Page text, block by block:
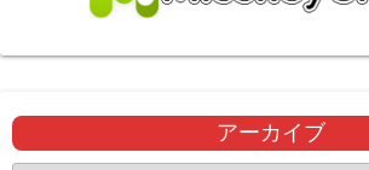
アーカイブ